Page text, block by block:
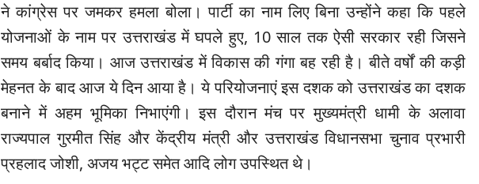
ने कांग्रेस पर जमकर हमला बोला। पार्टी का नाम लिए ब‍िना उन्‍होंने कहा कि पहले
योजनाओं के नाम पर उत्तराखंड में घपले हुए, 10 साल तक ऐसी सरकार रही जिसने
समय बर्बाद किया। आज उत्तराखंड में विकास की गंगा बह रही है। बीते वर्षों की कड़ी
मेहनत के बाद आज ये दिन आया है। ये परियोजनाएं इस दशक को उत्तराखंड का दशक
बनाने में अहम भूमिका निभाएंगी। इस दौरान मंच पर मुख्यमंत्री धामी के अलावा
राज्यपाल गुरमीत सिंह और केंद्रीय मंत्री और उत्तराखंड विधानसभा चुनाव प्रभारी
प्रहलाद जोशी, अजय भट्ट समेत आदि लोग उपस्थित थे।